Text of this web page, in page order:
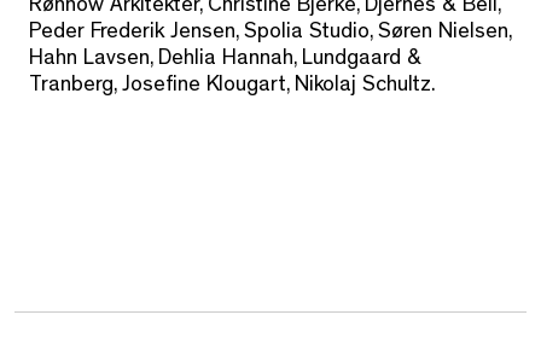
Rønnow Arkitekter, Christine Bjerke, Djernes & Bell,
Peder Frederik Jensen, Spolia Studio, Søren Nielsen,
Hahn Lavsen, Dehlia Hannah, Lundgaard &
Tranberg, Josefine Klougart, Nikolaj Schultz.